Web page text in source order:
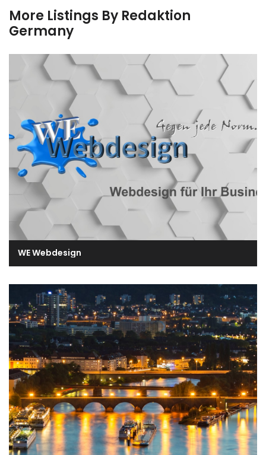
More Listings By Redaktion
Germany
WE Webdesign